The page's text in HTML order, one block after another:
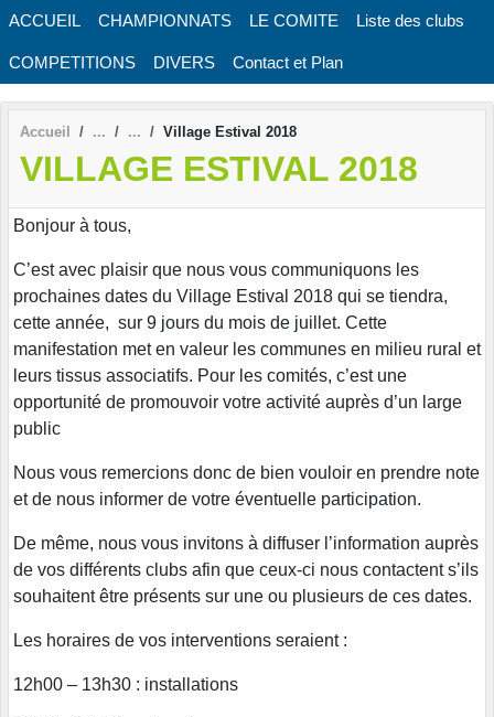
ACCUEIL CHAMPIONNATS LE COMITE Liste des clubs
COMPETITIONS DIVERS Contact et Plan
Accueil Village Estival 2018
VILLAGE ESTIVAL 2018
Bonjour à tous,
C’est avec plaisir que nous vous communiquons les
prochaines dates du Village Estival 2018 qui se tiendra,
cette année, sur 9 jours du mois de juillet. Cette
manifestation met en valeur les communes en milieu rural et
leurs tissus associatifs. Pour les comités, c’est une
opportunité de promouvoir votre activité auprès d’un large
public
Nous vous remercions donc de bien vouloir en prendre note
et de nous informer de votre éventuelle participation.
De même, nous vous invitons à diffuser l’information auprès
de vos différents clubs afin que ceux-ci nous contactent s’ils
souhaitent être présents sur une ou plusieurs de ces dates.
Les horaires de vos interventions seraient :
12h00 – 13h30 : installations
Panneau de gestion des cookies